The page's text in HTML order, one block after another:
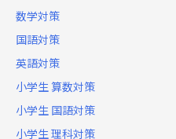
数学対策
国語対策
英語対策
小学生 算数対策
小学生 国語対策
小学生 理科対策